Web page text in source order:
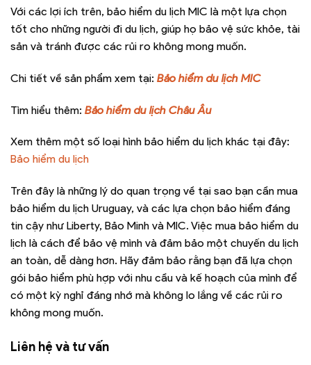
Với các lợi ích trên, bảo hiểm du lịch MIC là một lựa chọn
tốt cho những người đi du lịch, giúp họ bảo vệ sức khỏe, tài
sản và tránh được các rủi ro không mong muốn.
Chi tiết về sản phẩm xem tại: Bảo hiểm du lịch MIC
Tìm hiểu thêm: Bảo hiểm du lịch Châu Âu
Xem thêm một số loại hình bảo hiểm du lịch khác tại đây:
Bảo hiểm du lịch
Trên đây là những lý do quan trọng về tại sao bạn cần mua
bảo hiểm du lịch Uruguay, và các lựa chọn bảo hiểm đáng
tin cậy như Liberty, Bảo Minh và MIC. Việc mua bảo hiểm du
lịch là cách để bảo vệ mình và đảm bảo một chuyến du lịch
an toàn, dễ dàng hơn. Hãy đảm bảo rằng bạn đã lựa chọn
gói bảo hiểm phù hợp với nhu cầu và kế hoạch của mình để
có một kỳ nghỉ đáng nhớ mà không lo lắng về các rủi ro
không mong muốn.
Liên hệ và tư vấn